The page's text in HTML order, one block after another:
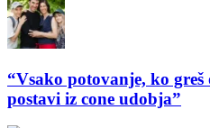
“Vsako potovanje, ko
postavi iz cone udobja”